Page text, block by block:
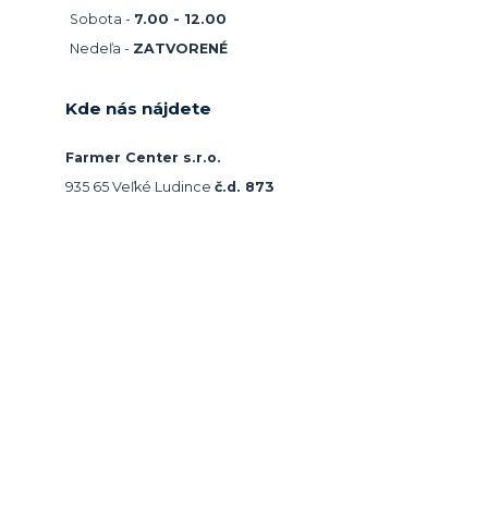
Sobota - 7.00 - 12.00
Nedeľa - ZATVORENÉ
Kde nás nájdete
Farmer Center s.r.o.
935 65 Veľké Ludince č.d. 873